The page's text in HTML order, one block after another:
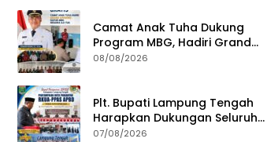
Camat Anak Tuha Dukung
Program MBG, Hadiri Grand
Opening Dapur SPPG Negara Aji
08/08/2026
Plt. Bupati Lampung Tengah
Harapkan Dukungan Seluruh
Pimpinan DPRD Bahas RKUA-
07/08/2026